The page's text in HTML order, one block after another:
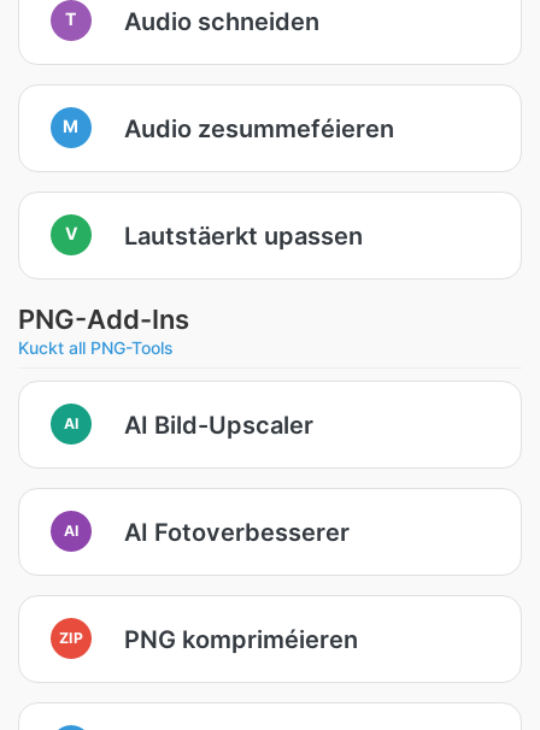
T Audio schneiden
M Audio zesummeféieren
V Lautstäerkt upassen
PNG-Add-Ins
Kuckt all PNG-Tools
AI AI Bild-Upscaler
AI AI Fotoverbesserer
ZIP PNG kompriméieren